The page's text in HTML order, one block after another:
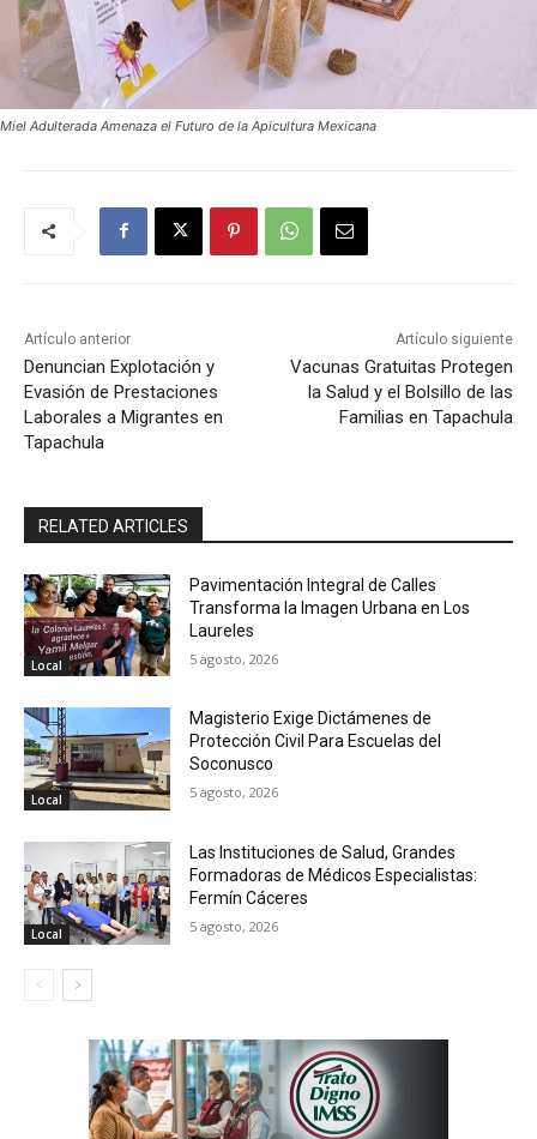
Miel Adulterada Amenaza el Futuro de la Apicultura Mexicana
Artículo anterior
Denuncian Explotación y
Evasión de Prestaciones
Laborales a Migrantes en
Tapachula
Artículo siguiente
Vacunas Gratuitas Protegen
la Salud y el Bolsillo de las
Familias en Tapachula
RELATED ARTICLES
Local
Pavimentación Integral de Calles
Transforma la Imagen Urbana en Los
Laureles
5 agosto, 2026
Local
Magisterio Exige Dictámenes de
Protección Civil Para Escuelas del
Soconusco
5 agosto, 2026
Local
Las Instituciones de Salud, Grandes
Formadoras de Médicos Especialistas:
Fermín Cáceres
5 agosto, 2026